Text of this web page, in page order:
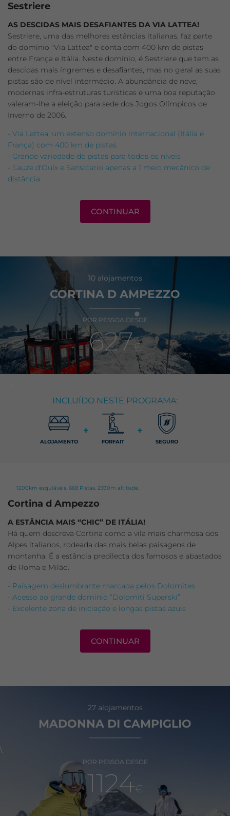
Sestriere
AS DESCIDAS MAIS DESAFIANTES DA VIA LATTEA!
Sestriere, uma das melhores estâncias italianas, faz parte
do domínio "Via Lattea" e conta com 400 km de pistas
entre França e Itália. Neste domínio, é Sestriere que tem as
descidas mais íngremes e desafiantes, mas no geral as suas
pistas são de nível intermédio. A abundância de neve,
modernas infra-estruturas turísticas e uma boa reputação
valeram-lhe a eleição para sede dos Jogos Olímpicos de
Inverno de 2006.
- Via Lattea, um extenso domínio internacional (Itália e
França) com 400 km de pistas
- Grande variedade de pistas para todos os níveis
- Sauze d'Oulx e Sansicario apenas a 1 meio mecânico de
distância
CONTINUAR
1200km esquiáveis. 668 Pistas. 2930m altitude.
Cortina d Ampezzo
A ESTÂNCIA MAIS “CHIC” DE ITÁLIA!
Há quem descreva Cortina como a vila mais charmosa dos
Alpes italianos, rodeada das mais belas paisagens de
montanha. É a estância predilecta dos famosos e abastados
de Roma e Milão.
- Paisagem deslumbrante marcada pelos Dolomites
- Acesso ao grande domínio “Dolomiti Superski”
- Excelente zona de iniciação e longas pistas azuis
CONTINUAR
10 alojamentos
CORTINA D AMPEZZO
POR PESSOA DESDE
627€
INCLUÍDO NESTE PROGRAMA:
ALOJAMENTO
+
FORFAIT
+
SEGURO
27 alojamentos
MADONNA DI CAMPIGLIO
\
POR PESSOA DESDE
1124€